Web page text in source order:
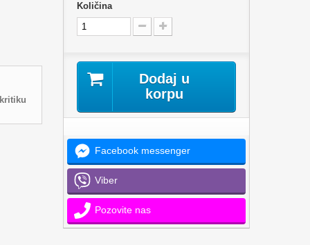
Količina
Dodaj u
korpu
Facebook messenger
Viber
Pozovite nas